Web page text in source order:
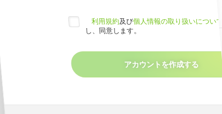
利用規約及び個人情報の取り扱いについ
し、同意します。
料金シミュレーションでカンタ